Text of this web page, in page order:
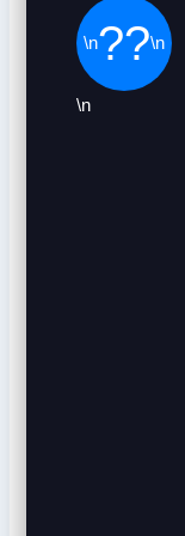
\n?‍?\n
\n